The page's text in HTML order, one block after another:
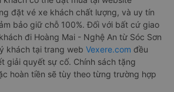
đặt vé xe khách chất lượng, và uy tín
bảo giữ chỗ 100%. Đối với bất cứ giao
đi Hoàng Mai - Nghệ An từ Sóc Sơn
khách tại trang web Vexere.com đều
giải quyết sự cố. Chính sách tặng
hoàn tiền sẽ tùy theo từng trường hợp